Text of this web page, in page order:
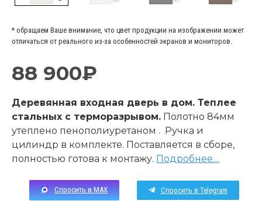
* обращаем Ваше внимание, что цвет продукции на изображении может
отличаться от реального из-за особенностей экранов и мониторов.
88 900₽
Деревянная входная дверь в дом. Теплее
стальных с терморазрывом. Полотно 84мм
утеплено пенополиуретаном . Ручка и
цилиндр в комплекте. Поставляется в сборе,
полностью готова к монтажу. Подробнее…
Спросить в MAX Спросить в Telegram